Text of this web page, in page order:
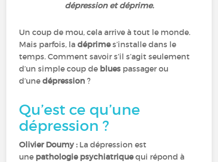
dépression et déprime.
Un coup de mou, cela arrive à tout le monde.
Mais parfois, ladéprimes’installe dans le
temps. Comment savoir s’il s’agit seulement
d’un simple coup de blues passager ou
d’unedépression?
Qu’est ce qu’une
dépression ?
Olivier Doumy :La dépression est
une pathologie psychiatriquequi répond à